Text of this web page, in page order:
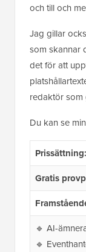
och till och
Jag gillar
som skannar
det för att
redaktör
Du kan se min
Prissättning:
Gratis
🔹 AI-
🔹